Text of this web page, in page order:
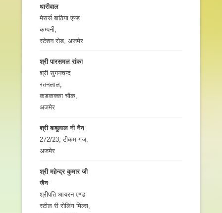
धारीवाल
मेसर्स बाठिया एण्ड
कम्पनी,
स्टेशन रोड, अजमेर
श्री पारसमल रांका
श्री सुगनचन्द
रतनलाल,
कडकक्‍का चौक,
अजमेर
श्री बाबूलाल नी नैन
272/23, टीकम गज,
अजमेर
श्री महेन्द्र कुमार जी
जैन
श्रीपति आयरन एण्ड
स्टील री रोलिंग मिल्स,